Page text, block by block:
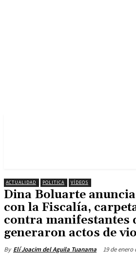
ACTUALIDAD POLITICA VÍDEOS
Dina Boluarte
con la Fiscalía,
contra manifestantes
generaron actos de
By Elí Joacim del Aguila Tuanama 19 de enero